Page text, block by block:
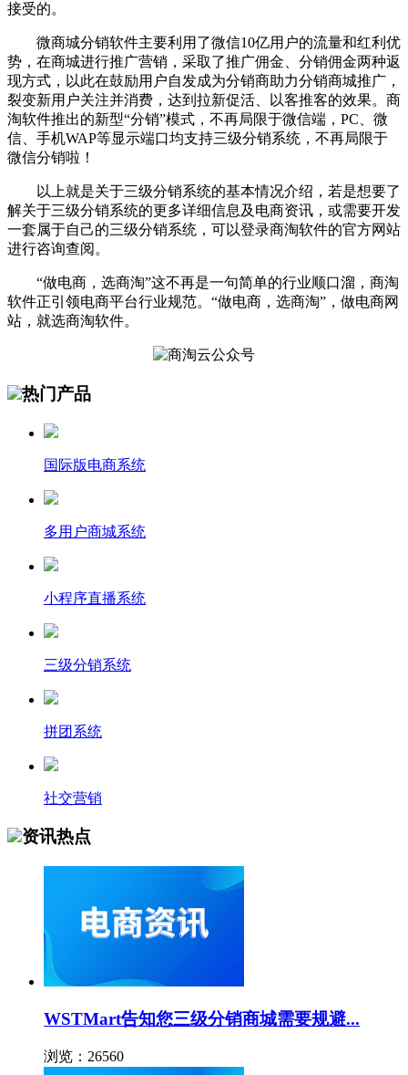
接受的。
微商城分销软件主要利用了微信10亿用户的流量和红利优
势，在商城进行推广营销，采取了推广佣金、分销佣金两种返
现方式，以此在鼓励用户自发成为分销商助力分销商城推广，
裂变新用户关注并消费，达到拉新促活、以客推客的效果。 商
淘软件推出的新型“分销”模式，不再局限于微信端，PC、微
信、手机WAP等显示端口均支持三级分销系统，不再局限于
微信分销啦！
以上就是关于三级分销系统的基本情况介绍，若是想要了
解关于三级分销系统的更多详细信息及电商资讯，或需要开发
一套属于自己的三级分销系统，可以登录商淘软件的官方网站
进行咨询查阅。
“做电商，选商淘”这不再是一句简单的行业顺口溜，商淘
软件正引领电商平台行业规范。“做电商，选商淘”，做电商网
站，就选商淘软件。
热门产品
国际版电商系统
多用户商城系统
小程序直播系统
三级分销系统
拼团系统
社交营销
资讯热点
WSTMart告知您三级分销商城需要规避...
浏览：26560